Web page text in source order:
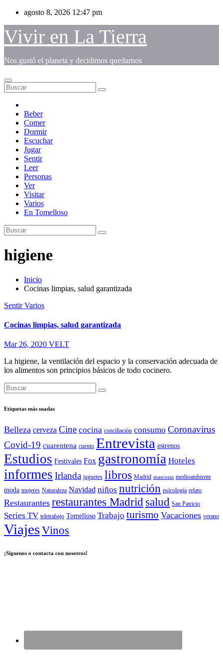
Saltar
contenido
agosto 8, 2026 12:47 pm
Vivir en La Tierra
Nos gustó el planeta y decidimos quedarnos
Beber
Comer
Dormir
Escuchar
Jugar
Sentir
Leer
Personas
Ver
Visitar
Varios
En Tomelloso
higiene
Inicio
Cocinas limpias, salud garantizada
SentirVarios
Cocinas limpias, salud garantizada
Mar 26, 2020 VELT
La higiene, la ventilación del espacio y la conservación adecuada de
los alimentos son principios básicos de todo cocinero.
Etiquetas más usadas
Belleza cerveza Cine cocina conciliación consumo Coronavirus
Covid-19 cuarentena cuento Entrevista estrenos
Estudios Festivales Fox gastronomía Hoteles
informes Irlanda juguetes libros Madrid mascotas medioambiente
moda mujeres Naturaleza Navidad niños nutrición psicología relato
Restaurantes restaurantes Madrid salud San Patricio
Series TV teletrabajo Tomelloso Trabajo turismo Vacaciones verano
ViajesVinos
¡Síguenos o contacta con nosotros!